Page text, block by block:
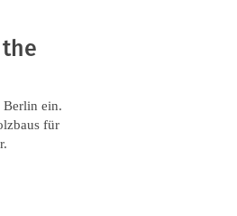
Berlin ein.
für